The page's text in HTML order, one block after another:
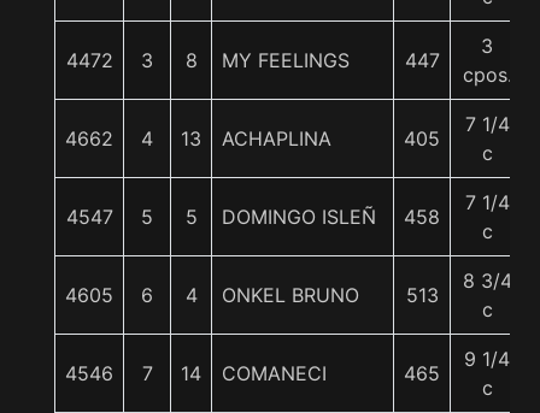
4472 3 8 MY FEELINGS 447
3
cpos.
4662 4 13 ACHAPLINA 405
7 1/4
c
4547 5 5 DOMINGO ISLEÑ 458
7 1/4
c
4605 6 4 ONKEL BRUNO 513
8 3/4
c
4546 7 14 COMANECI 465
9 1/4
c